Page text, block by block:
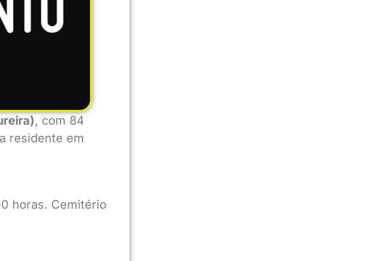
, com 84
residente em
horas. Cemitério